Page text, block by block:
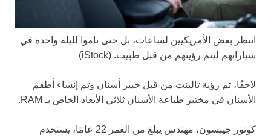
انتظر بعض الأمريكيين لساعات، بل حتى ناموا لليلة واحدة في
سياراتهم ليتم رؤيتهم من قبل طبيب. (iStock)
لاحقًا، تم رؤية تالينت من قبل خبير أسنان وتم إنشاء أطقم
الأسنان في مختبر طباعة الأسنان ثلاثي الأبعاد الخاص بـ RAM.
كونور جيبسون، مهندس يبلغ من العمر 22 عامًا، يستخدم